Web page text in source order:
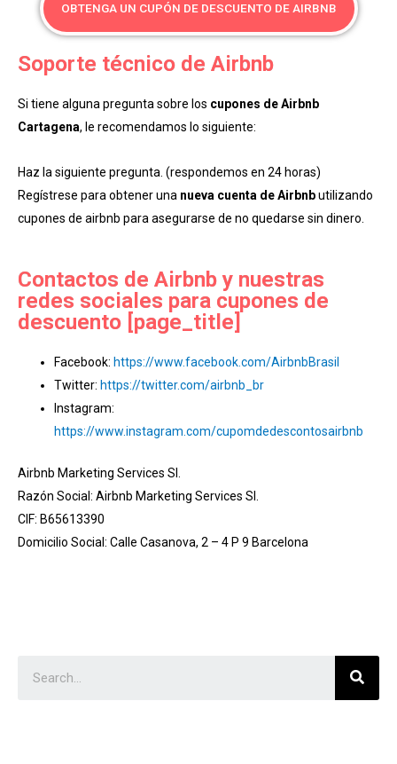
OBTENGA UN CUPÓN DE DESCUENTO DE AIRBNB
Soporte técnico de Airbnb
Si tiene alguna pregunta sobre los cupones de Airbnb
Cartagena, le recomendamos lo siguiente:
Haz la siguiente pregunta. (respondemos en 24 horas)
Regístrese para obtener una nueva cuenta de Airbnbutilizando
cupones de airbnb para asegurarse de no quedarse sin dinero.
Contactos de Airbnb y nuestras
redes sociales para cupones de
descuento [page_title]
Facebook: https://www.facebook.com/AirbnbBrasil
Twitter: https://twitter.com/airbnb_br
Instagram:
https://www.instagram.com/cupomdedescontosairbnb
Airbnb Marketing Services Sl.
Razón Social: Airbnb Marketing Services Sl.
CIF: B65613390
Domicilio Social: Calle Casanova, 2 – 4 P 9 Barcelona